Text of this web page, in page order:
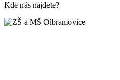
Kde nás najdete?